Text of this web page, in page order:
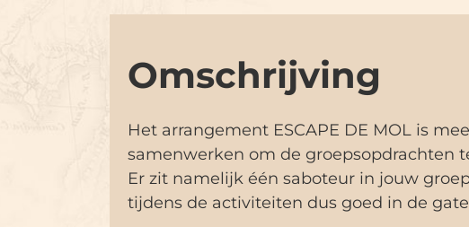
Omschrijving
Het arrangement ESCAPE DE MOL is
samenwerken om de groepsopdrachten
Er zit namelijk één saboteur in jouw
tijdens de activiteiten dus goed in de